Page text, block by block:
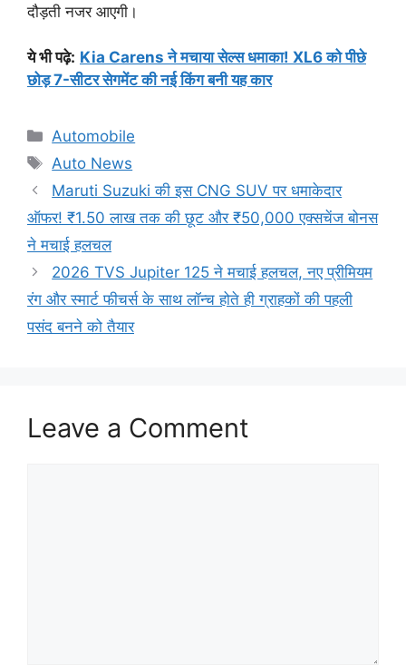
दौड़ती नजर आएगी।
ये भी पढ़े: Kia Carens ने मचाया सेल्स धमाका! XL6 को पीछे
छोड़ 7-सीटर सेगमेंट की नई किंग बनी यह कार
Categories
Automobile
Tags
Auto News
Maruti Suzuki की इस CNG SUV पर धमाकेदार
ऑफर! ₹1.50 लाख तक की छूट और ₹50,000 एक्सचेंज बोनस
ने मचाई हलचल
2026 TVS Jupiter 125 ने मचाई हलचल, नए प्रीमियम
रंग और स्मार्ट फीचर्स के साथ लॉन्च होते ही ग्राहकों की पहली
पसंद बनने को तैयार
Leave a Comment